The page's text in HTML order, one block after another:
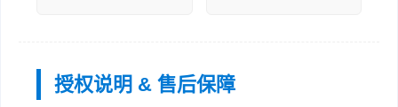
授权说明 & 售后保障